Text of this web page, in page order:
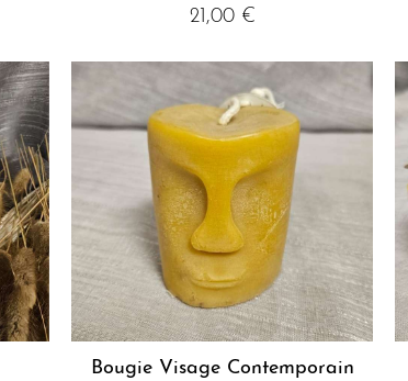
21,00 €
Bougie Visage Contemporain